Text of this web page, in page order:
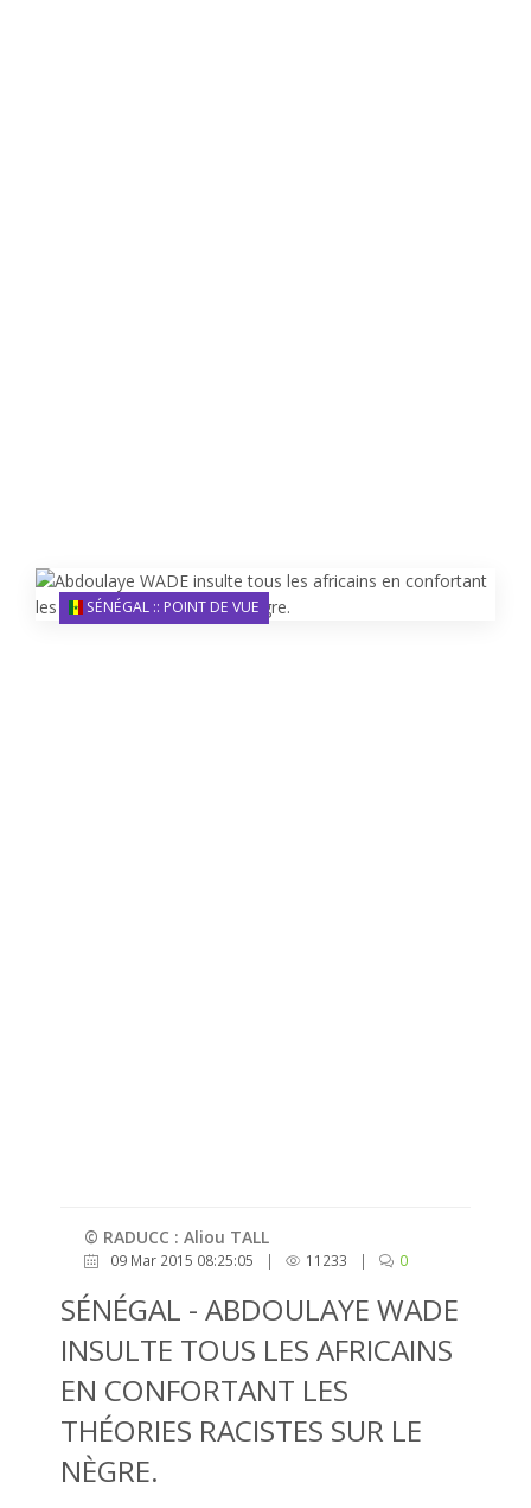
SÉNÉGAL :: POINT DE VUE
© RADUCC : Aliou TALL
09 Mar 2015 08:25:05 | 11233 | 0
SÉNÉGAL - ABDOULAYE WADE
INSULTE TOUS LES AFRICAINS
EN CONFORTANT LES
THÉORIES RACISTES SUR LE
NÈGRE.